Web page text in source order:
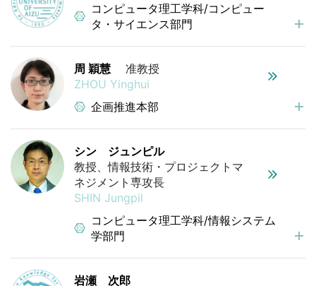
コンピュータ理工学科/コンピュー
タ・サイエンス部門
周 穎慧
准教授
ZHOU Yinghui
企画推進本部
シン ジュンピル
教授、情報技術・プロジェクトマ
ネジメント専攻長
SHIN Jungpil
コンピュータ理工学科/情報システム
学部門
岩瀬 次郎